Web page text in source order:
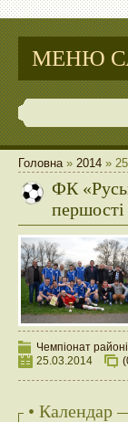
МЕНЮ
Головна» 2014 » 25
ФК
першості
Чемпіонат
25.03.2014
• Календар